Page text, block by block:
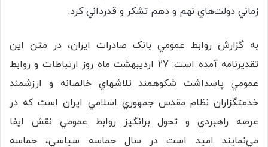
زماني دولت‌هاي نهم و دهم تشکر و قدرداني کرد.
به گزارش روابط عمومي بانک صادرات ايران، در متن این
تقديرنامه آمده است: 27 ارديبهشت ماه روز ارتباطات و روابط
عمومي پاسداشت شکوهمند تلاشهاي خالصانه و ارزشمند
خدمتگزاران نظام مقدس جمهوري اسلامي ايران است که در
عرصه راهبردي و تحول برانگيز روابط عمومي نقش ايفا
مي‌نمايند اميد است در سال حماسه سياسي، حماسه